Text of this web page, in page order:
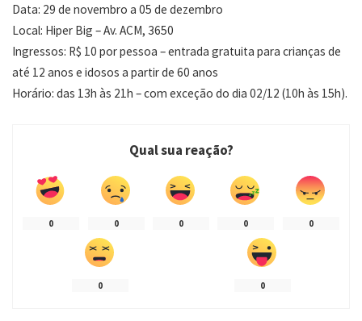
Data: 29 de novembro a 05 de dezembro
Local: Hiper Big – Av. ACM, 3650
Ingressos: R$ 10 por pessoa – entrada gratuita para crianças de
até 12 anos e idosos a partir de 60 anos
Horário: das 13h às 21h – com exceção do dia 02/12 (10h às 15h).
Qual sua reação?
0 0 0 0 0
0 0